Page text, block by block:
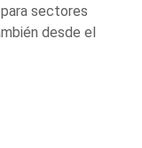
sectores
desde el